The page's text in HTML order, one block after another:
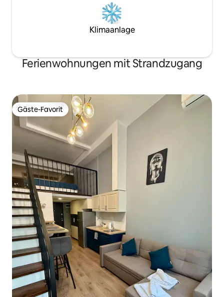
Klimaanlage
Ferienwohnungen mit Strandzugang
Gäste-Favorit
Gäste-Favorit